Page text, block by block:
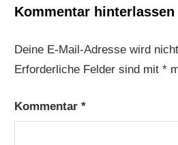
Kommentar hinterlassen
Deine E-Mail-Adresse wird
Erforderliche Felder sind mit*
Kommentar*